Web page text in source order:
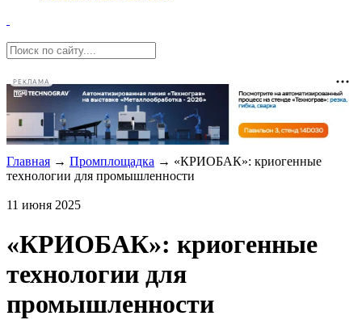
РЕКЛАМА
Главная → Промплощадка → «КРИОБАК»: криогенные
технологии для промышленности
11 июня 2025
«КРИОБАК»: криогенные
технологии для
промышленности